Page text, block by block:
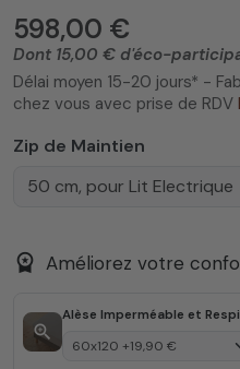
598,00 €
Dont 15,00 € d'éco-
Délai moyen 15-20 jours* -
chez vous avec prise de RDV
Zip de Maintien
workspace_premium Améliorez votre
zoom_in
Alèse Imperméable et